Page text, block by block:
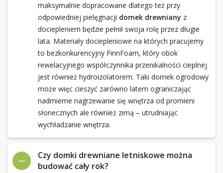
maksymalnie dopracowane dlatego też przy
odpowiedniej pielęgnacji domek drewniany z
dociepleniem będzie pełnił swoja rolę przez długie
lata. Materiały dociepleniowe na których pracujemy
to bezkonkurencyjny FinnFoam, który obok
rewelacyjnego współczynnika przenikalności cieplnej
jest również hydroizolatorem. Taki domek ogrodowy
może więc cieszyć zarówno latem ograniczając
nadmierne nagrzewanie się wnętrza od promieni
słonecznych ale również zimą – utrudniając
wychładzanie wnętrza.
Czy domki drewniane letniskowe można
budować cały rok?